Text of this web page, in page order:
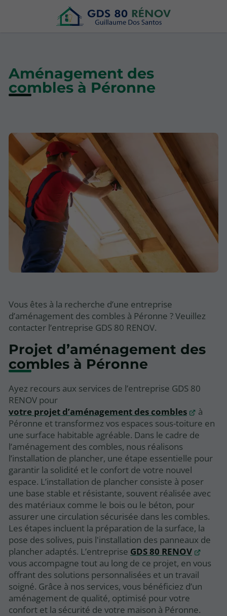
Aménagement des
combles à Péronne
Vous êtes à la recherche d’une entreprise
d’aménagement des combles à Péronne ? Veuillez
contacter l’entreprise GDS 80 RENOV.
Projet d’aménagement des
combles à Péronne
Ayez recours aux services de l’entreprise GDS 80
RENOV pour
votre projet d’aménagement des combles
à
Péronne et transformez vos espaces sous-toiture en
une surface habitable agréable. Dans le cadre de
l’aménagement des combles, nous réalisons
l’installation de plancher, une étape essentielle pour
garantir la solidité et le confort de votre nouvel
espace. L’installation de plancher consiste à poser
une base stable et résistante, souvent réalisée avec
des matériaux comme le bois ou le béton, pour
assurer une circulation sécurisée dans les combles.
Les étapes incluent la préparation de la surface, la
pose des solives, puis l'installation des panneaux de
plancher adaptés. L’entreprise GDS 80 RENOV
vous accompagne tout au long de ce projet, en vous
offrant des solutions personnalisées et un travail
soigné. Grâce à nos services, vous bénéficiez d’un
aménagement de qualité, optimisé pour votre
confort et la sécurité de votre maison à Péronne.